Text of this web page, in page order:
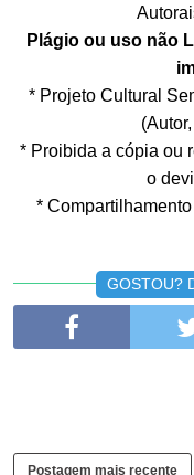
Plágio ou uso não
* Projeto Cultural
* Proibida a cópia ou
o
*
GOSTOU?
Postagem mais recente